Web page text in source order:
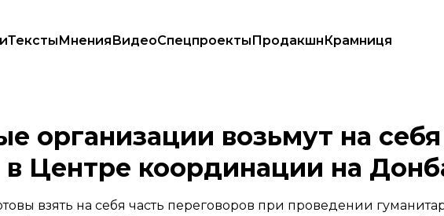
ТекстыМненияВидеоСпецпроектыПродакшнКрамниця
часть коммуникаций в Центре координации на Донбассе
организации возьмут на себя
Центре координации на
взять на себя часть переговоров при проведении